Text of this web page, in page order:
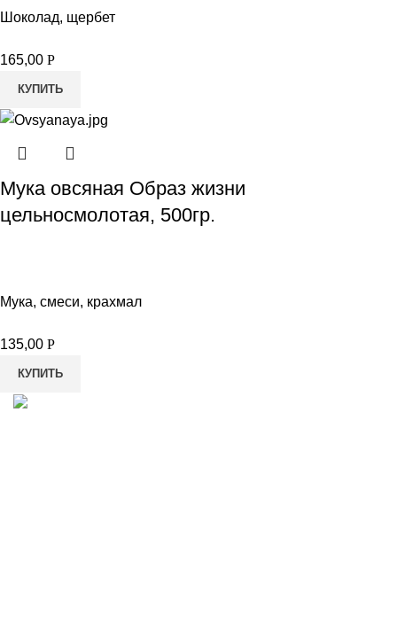
Шоколад, щербет
165,00 Р
КУПИТЬ
Мука овсяная Образ жизни
цельносмолотая, 500гр.
Мука, смеси, крахмал
135,00 Р
КУПИТЬ